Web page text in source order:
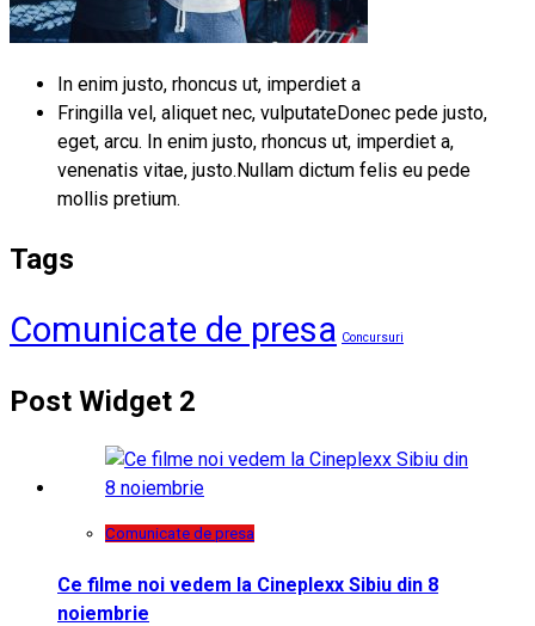
In enim justo, rhoncus ut, imperdiet a
Fringilla vel, aliquet nec, vulputateDonec pede justo,
eget, arcu. In enim justo, rhoncus ut, imperdiet a,
venenatis vitae, justo.Nullam dictum felis eu pede
mollis pretium.
Tags
Comunicate de presa Concursuri
Post Widget 2
Comunicate de presa
Ce filme noi vedem la Cineplexx Sibiu din 8
noiembrie